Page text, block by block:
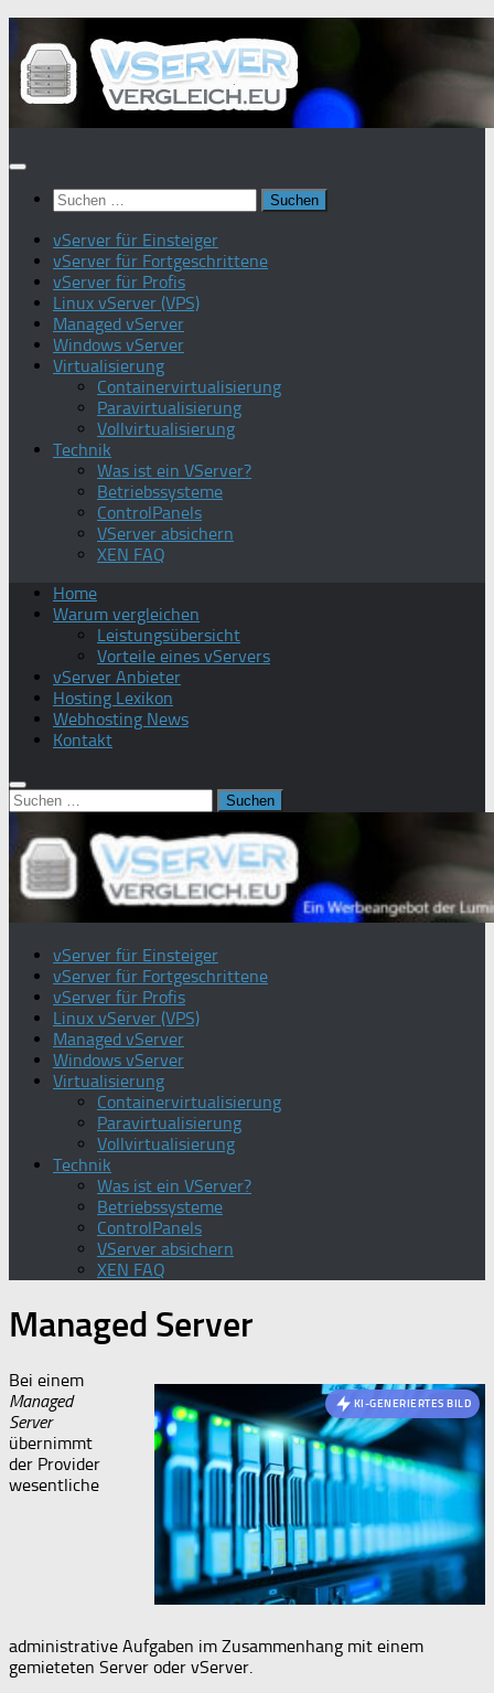
Inhalt
springen
Suchen
nach:
vServer für Einsteiger
vServer für Fortgeschrittene
vServer für Profis
Linux vServer (VPS)
Managed vServer
Windows vServer
Virtualisierung
Containervirtualisierung
Paravirtualisierung
Vollvirtualisierung
Technik
Was ist ein VServer?
Betriebssysteme
ControlPanels
VServer absichern
XEN FAQ
Home
Warum vergleichen
Leistungsübersicht
Vorteile eines vServers
vServer Anbieter
Hosting Lexikon
Webhosting News
Kontakt
Suchen
nach:
vServer für Einsteiger
vServer für Fortgeschrittene
vServer für Profis
Linux vServer (VPS)
Managed vServer
Windows vServer
Virtualisierung
Containervirtualisierung
Paravirtualisierung
Vollvirtualisierung
Technik
Was ist ein VServer?
Betriebssysteme
ControlPanels
VServer absichern
XEN FAQ
Managed Server
KI-GENERIERTES BILD
Bei einem
Managed
Server
übernimmt
der Provider
wesentliche
administrative Aufgaben im Zusammenhang mit einem
gemieteten Server oder vServer.